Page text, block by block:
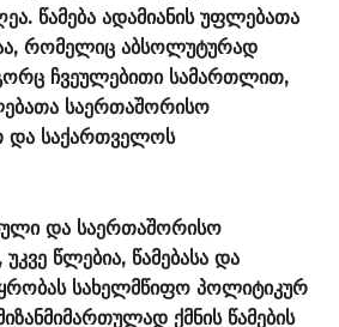
წამება ადამიანის უფლებათა
რომელიც აბსოლუტურად
ჩვეულებითი სამართლით,
საერთაშორისო
და საქართველოს
და საერთაშორისო
წლებია, წამებასა და
სახელმწიფო პოლიტიკურ
ქმნის წამების